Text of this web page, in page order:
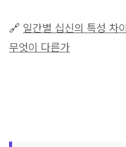
🔗 일간별 십신의 특성 차
무엇이 다른가